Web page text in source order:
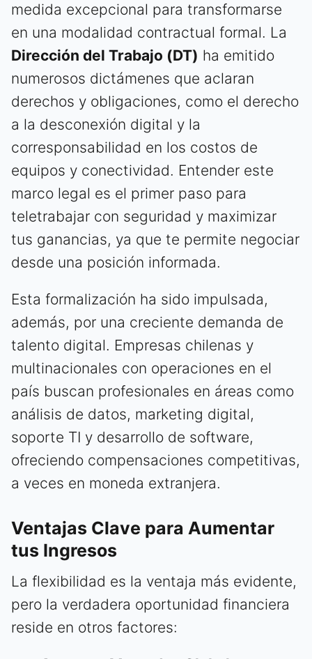
medida excepcional para transformarse
en una modalidad contractual formal. La
Dirección del Trabajo (DT) ha emitido
numerosos dictámenes que aclaran
derechos y obligaciones, como el derecho
a la desconexión digital y la
corresponsabilidad en los costos de
equipos y conectividad. Entender este
marco legal es el primer paso para
teletrabajar con seguridad y maximizar
tus ganancias, ya que te permite negociar
desde una posición informada.
Esta formalización ha sido impulsada,
además, por una creciente demanda de
talento digital. Empresas chilenas y
multinacionales con operaciones en el
país buscan profesionales en áreas como
análisis de datos, marketing digital,
soporte TI y desarrollo de software,
ofreciendo compensaciones competitivas,
a veces en moneda extranjera.
Ventajas Clave para Aumentar
tus Ingresos
La flexibilidad es la ventaja más evidente,
pero la verdadera oportunidad financiera
reside en otros factores: